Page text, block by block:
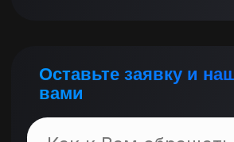
Оставьте заявку и
вами